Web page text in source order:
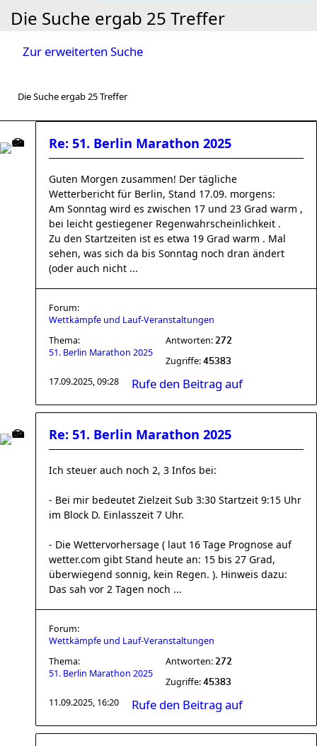
Die Suche ergab 25 Treffer
Zur erweiterten Suche
Die Suche ergab 25 Treffer
Re: 51. Berlin Marathon 2025
Guten Morgen zusammen! Der tägliche
Wetterbericht für Berlin, Stand 17.09. morgens:
Am Sonntag wird es zwischen 17 und 23 Grad warm ,
bei leicht gestiegener Regenwahrscheinlichkeit .
Zu den Startzeiten ist es etwa 19 Grad warm . Mal
sehen, was sich da bis Sonntag noch dran ändert
(oder auch nicht ...
Forum:
Wettkämpfe und Lauf-Veranstaltungen
Thema:
51. Berlin Marathon 2025
Antworten: 272
Zugriffe: 45383
17.09.2025, 09:28 Rufe den Beitrag auf
Re: 51. Berlin Marathon 2025
Ich steuer auch noch 2, 3 Infos bei:
- Bei mir bedeutet Zielzeit Sub 3:30 Startzeit 9:15 Uhr
im Block D. Einlasszeit 7 Uhr.
- Die Wettervorhersage ( laut 16 Tage Prognose auf
wetter.com gibt Stand heute an: 15 bis 27 Grad,
überwiegend sonnig, kein Regen. ). Hinweis dazu:
Das sah vor 2 Tagen noch ...
Forum:
Wettkämpfe und Lauf-Veranstaltungen
Thema:
51. Berlin Marathon 2025
Antworten: 272
Zugriffe: 45383
11.09.2025, 16:20 Rufe den Beitrag auf